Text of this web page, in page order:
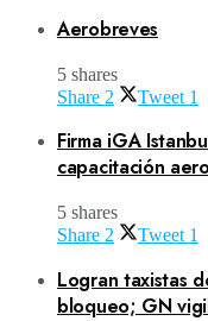
Aerobreves
5 shares
Share 2 Tweet 1
Firma iGA
capacitación
5 shares
Share 2 Tweet 1
Logran taxistas
bloqueo; GN